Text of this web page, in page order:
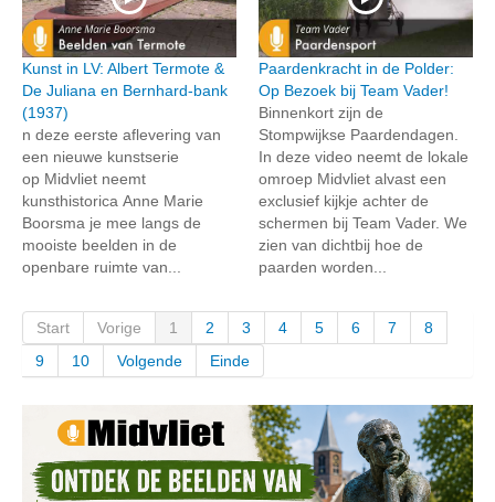
Kunst in LV: Albert Termote &
De Juliana en Bernhard-bank
(1937)
n deze eerste aflevering van
een nieuwe kunstserie
op Midvliet neemt
kunsthistorica Anne Marie
Boorsma je mee langs de
mooiste beelden in de
openbare ruimte van...
Paardenkracht in de Polder:
Op Bezoek bij Team Vader!
Binnenkort zijn de
Stompwijkse Paardendagen.
In deze video neemt de lokale
omroep Midvliet alvast een
exclusief kijkje achter de
schermen bij Team Vader. We
zien van dichtbij hoe de
paarden worden...
Start Vorige 1 2 3 4 5 6 7
8
9
10 Volgende Einde